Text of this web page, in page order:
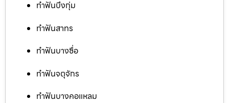
ทำฟันบึงกุ่ม
ทำฟันสาทร
ทำฟันบางซื่อ
ทำฟันจตุจักร
ทำฟันบางคอแหลม